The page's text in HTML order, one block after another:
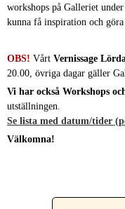
workshops på Galleriet
kunna få inspiration och göra
OBS! Vårt Vernissage
20.00, övriga dagar gäller
Vi har också Workshops
utställningen.
Se lista med datum/tider
Välkomna!